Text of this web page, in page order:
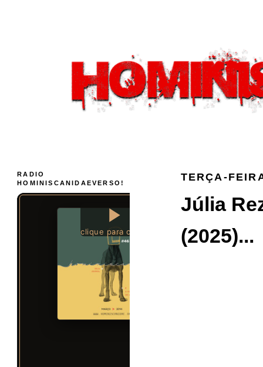
TERÇA-
Júlia
(2025)...
RADIO
HOMINISCANIDAEVERSO!